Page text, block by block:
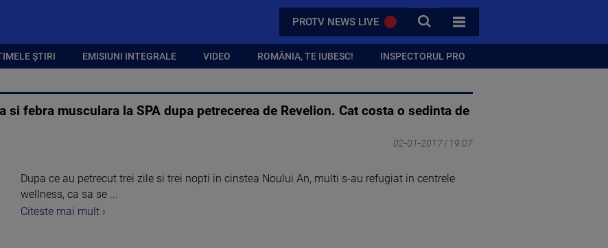
PROTV NEWS LIVE CAUTA
TOATE CATEGORIILE
ȘTIRI EMISIUNI INTEGRALE VIDEO ROMÂNIA, TE IUBESC! INSPECTORUL PRO
si febra musculara la SPA dupa petrecerea de Revelion. Cat costa o sedinta de
02-01-2017 | 19:07
Dupa ce au petrecut trei zile si trei nopti in cinstea Noului An, multi s-au refugiat in centrele
wellness, ca sa se ...
Citeste mai mult ›